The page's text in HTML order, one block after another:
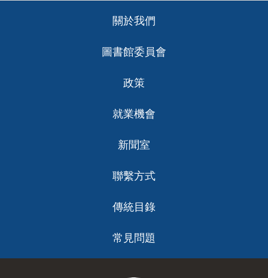
關於我們
圖書館委員會
政策
就業機會
新聞室
聯繫方式
傳統目錄
常見問題